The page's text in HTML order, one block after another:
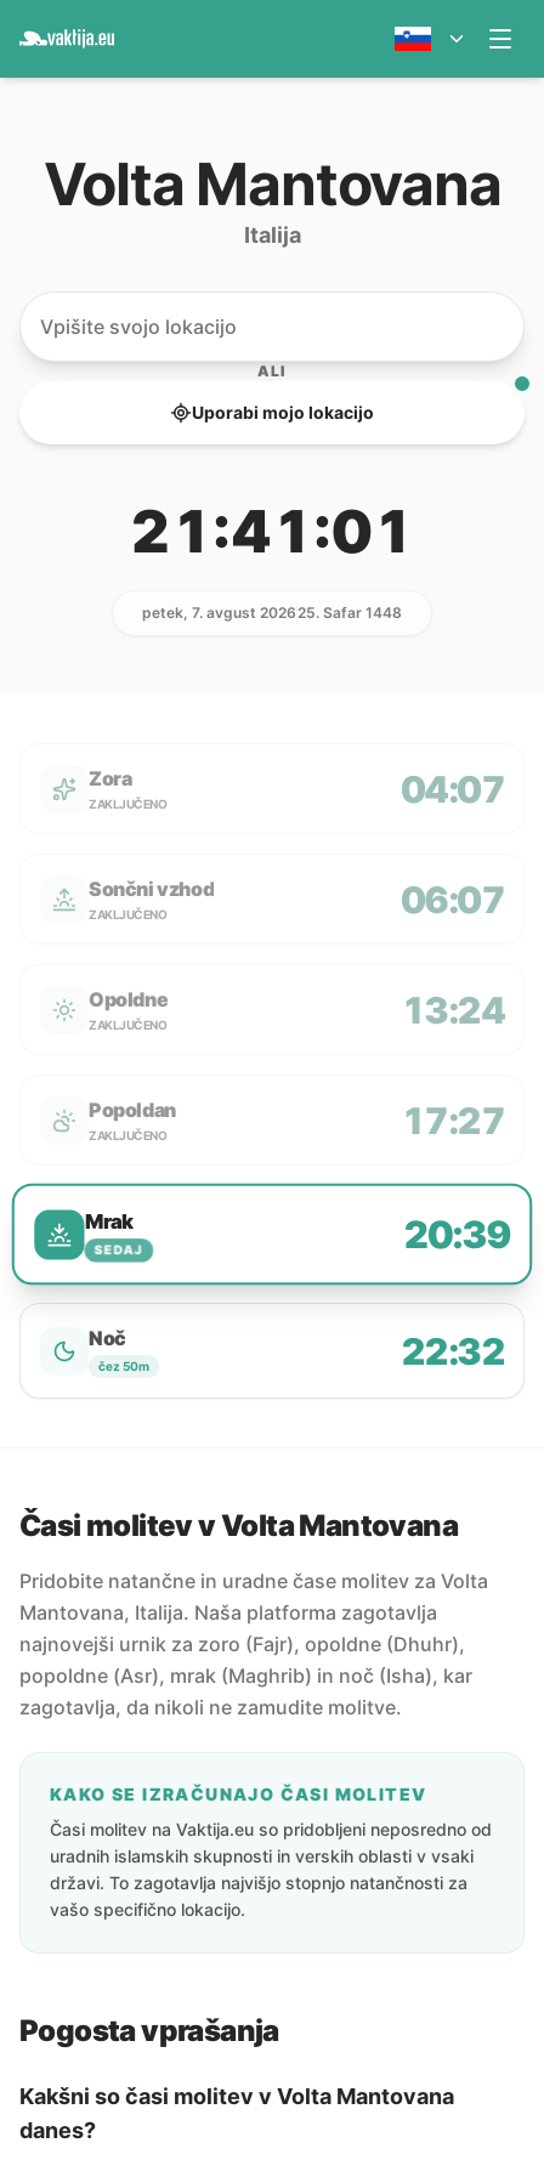
Volta Mantovana
Italija
ALI
Uporabi mojo lokacijo
21:41:01
petek, 7. avgust 202625. Safar 1448
Zora
ZAKLJUČENO 04:07
Sončni vzhod
ZAKLJUČENO 06:07
Opoldne
ZAKLJUČENO 13:24
Popoldan
ZAKLJUČENO 17:27
Mrak
SEDAJ 20:39
Noč
čez 50m 22:32
Časi molitev v Volta Mantovana
Pridobite natančne in uradne čase molitev za Volta
Mantovana, Italija. Naša platforma zagotavlja
najnovejši urnik za zoro (Fajr), opoldne (Dhuhr),
popoldne (Asr), mrak (Maghrib) in noč (Isha), kar
zagotavlja, da nikoli ne zamudite molitve.
KAKO SE IZRAČUNAJO ČASI MOLITEV
Časi molitev na Vaktija.eu so pridobljeni neposredno od
uradnih islamskih skupnosti in verskih oblasti v vsaki
državi. To zagotavlja najvišjo stopnjo natančnosti za
vašo specifično lokacijo.
Pogosta vprašanja
Kakšni so časi molitev v Volta Mantovana
danes?